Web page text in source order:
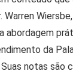
Warren
abordagem
da
notas são